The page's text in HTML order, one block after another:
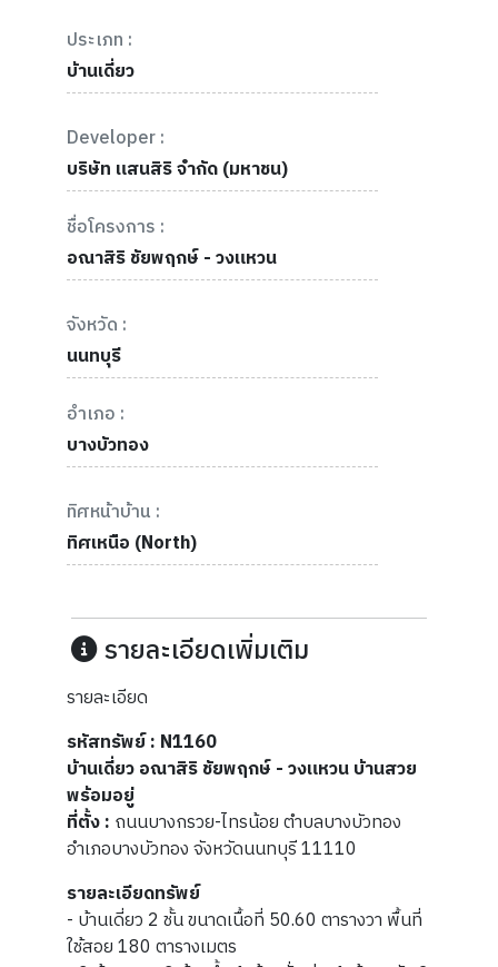
ประเภท :
บ้านเดี่ยว
Developer :
บริษัท แสนสิริ จำกัด (มหาชน)
ชื่อโครงการ :
อณาสิริ ชัยพฤกษ์ - วงแหวน
จังหวัด :
นนทบุรี
อำเภอ :
บางบัวทอง
ทิศหน้าบ้าน :
ทิศเหนือ (North)
รายละเอียดเพิ่มเติม
รายละเอียด
รหัสทรัพย์ : N1160
บ้านเดี่ยว อณาสิริ ชัยพฤกษ์ - วงแหวน บ้านสวย
พร้อมอยู่
ที่ตั้ง : ถนนบางกรวย-ไทรน้อย ตำบลบางบัวทอง
อำเภอบางบัวทอง จังหวัดนนทบุรี 11110
รายละเอียดทรัพย์
- บ้านเดี่ยว 2 ชั้น ขนาดเนื้อที่ 50.60 ตารางวา พื้นที่
ใช้สอย 180 ตารางเมตร